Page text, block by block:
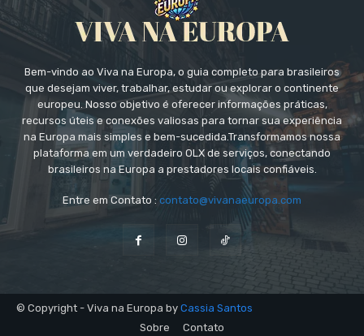
Bem-vindo ao Viva na Europa, o guia completo para brasileiros
que desejam viver, trabalhar, estudar ou explorar o continente
europeu. Nosso objetivo é oferecer informações práticas,
recursos úteis e conexões valiosas para tornar sua experiência
na Europa mais simples e bem-sucedida.Transformamos nossa
plataforma em um verdadeiro OLX de serviços, conectando
brasileiros na Europa a prestadores locais confiáveis.
Entre em Contato : contato@vivanaeuropa.com
© Copyright - Viva na Europa by Cassia Santos
Sobre
Contato